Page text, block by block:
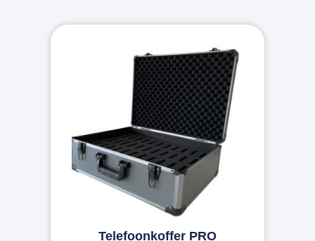
Telefoonkoffer PRO